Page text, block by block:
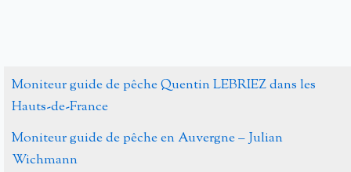
Moniteur guide de pêche Quentin LEBRIEZ dans les
Hauts-de-France
Moniteur guide de pêche en Auvergne – Julian
Wichmann